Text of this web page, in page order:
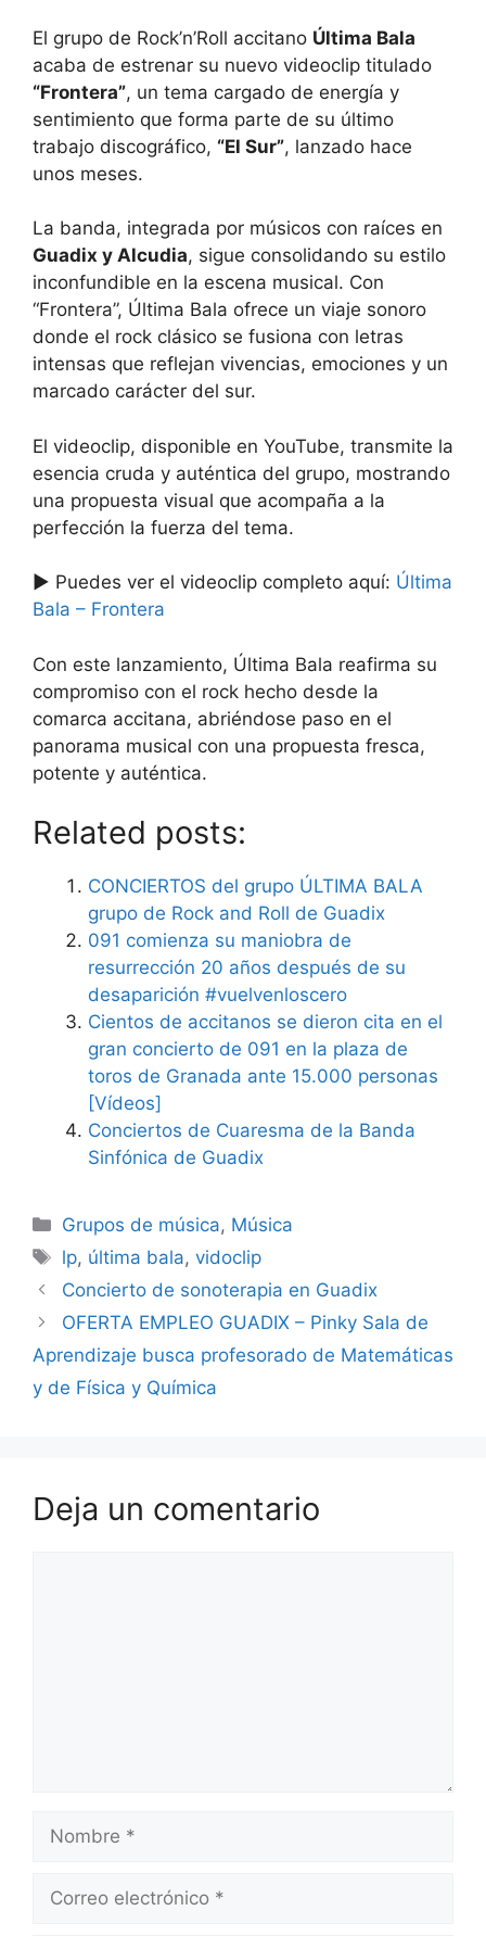
El grupo de Rock’n’Roll accitano Última Bala
acaba de estrenar su nuevo videoclip titulado
“Frontera”, un tema cargado de energía y
sentimiento que forma parte de su último
trabajo discográfico, “El Sur”, lanzado hace
unos meses.
La banda, integrada por músicos con raíces en
Guadix y Alcudia, sigue consolidando su estilo
inconfundible en la escena musical. Con
“Frontera”, Última Bala ofrece un viaje sonoro
donde el rock clásico se fusiona con letras
intensas que reflejan vivencias, emociones y un
marcado carácter del sur.
El videoclip, disponible en YouTube, transmite la
esencia cruda y auténtica del grupo, mostrando
una propuesta visual que acompaña a la
perfección la fuerza del tema.
▶️ Puedes ver el videoclip completo aquí: Última
Bala – Frontera
Con este lanzamiento, Última Bala reafirma su
compromiso con el rock hecho desde la
comarca accitana, abriéndose paso en el
panorama musical con una propuesta fresca,
potente y auténtica.
Related posts:
CONCIERTOS del grupo ÚLTIMA BALA
grupo de Rock and Roll de Guadix
091 comienza su maniobra de
resurrección 20 años después de su
desaparición #vuelvenloscero
Cientos de accitanos se dieron cita en el
gran concierto de 091 en la plaza de
toros de Granada ante 15.000 personas
[Vídeos]
Conciertos de Cuaresma de la Banda
Sinfónica de Guadix
Categorías
Grupos de música, Música
Etiquetas
lp, última bala,vidoclip
Concierto de sonoterapia en Guadix
OFERTA EMPLEO GUADIX – Pinky Sala de
Aprendizaje busca profesorado de Matemáticas
y de Física y Química
Deja un comentario
Nombre
Correo